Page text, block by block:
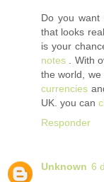
Do you want
that looks
is your
notes
. With
the world,
currencies
UK. you can
Responder
Unknown 6